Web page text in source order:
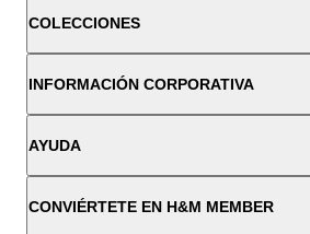
COLECCIONES
INFORMACIÓN CORPORATIVA
AYUDA
CONVIÉRTETE EN H&M MEMBER